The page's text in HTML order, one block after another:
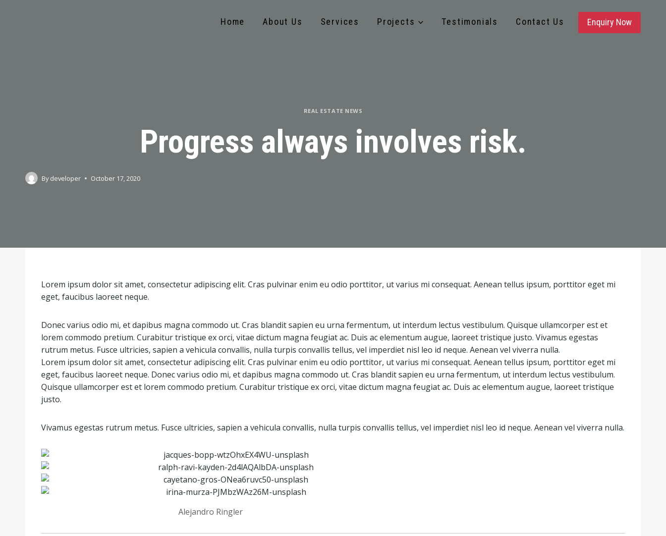
Home About Us Services Projects Testimonials Contact Us Enquiry Now
REAL ESTATE NEWS
Progress always involves risk.
By developer October 17, 2020
Lorem ipsum dolor sit amet, consectetur adipiscing elit. Cras pulvinar enim eu odio porttitor, ut varius mi consequat. Aenean tellus ipsum, porttitor eget mi
eget, faucibus laoreet neque.
Donec varius odio mi, et dapibus magna commodo ut. Cras blandit sapien eu urna fermentum, ut interdum lectus vestibulum. Quisque ullamcorper est et
lorem commodo pretium. Curabitur tristique ex orci, vitae dictum magna feugiat ac. Duis ac elementum augue, laoreet tristique justo. Vivamus egestas
rutrum metus. Fusce ultricies, sapien a vehicula convallis, nulla turpis convallis tellus, vel imperdiet nisl leo id neque. Aenean vel viverra nulla.
Lorem ipsum dolor sit amet, consectetur adipiscing elit. Cras pulvinar enim eu odio porttitor, ut varius mi consequat. Aenean tellus ipsum, porttitor eget mi
eget, faucibus laoreet neque. Donec varius odio mi, et dapibus magna commodo ut. Cras blandit sapien eu urna fermentum, ut interdum lectus vestibulum.
Quisque ullamcorper est et lorem commodo pretium. Curabitur tristique ex orci, vitae dictum magna feugiat ac. Duis ac elementum augue, laoreet tristique
justo.
Vivamus egestas rutrum metus. Fusce ultricies, sapien a vehicula convallis, nulla turpis convallis tellus, vel imperdiet nisl leo id neque. Aenean vel viverra nulla.
Alejandro Ringler